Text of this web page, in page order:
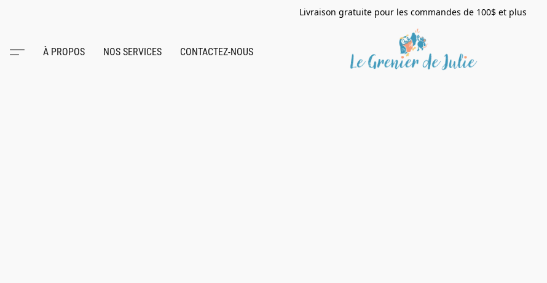
Livraison gratuite pour les commandes de 100$ et plus
À PROPOS NOS SERVICES CONTACTEZ-NOUS